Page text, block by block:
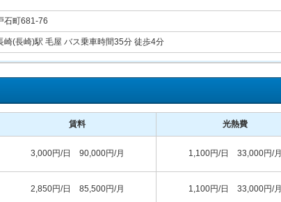
石町681-76
崎(長崎)駅 毛屋 バス乗車時間35分 徒歩4分
賃料 光熱費
3,000円/日 90,000円/月 1,100円/日 33,000円/月
2,850円/日 85,500円/月 1,100円/日 33,000円/月